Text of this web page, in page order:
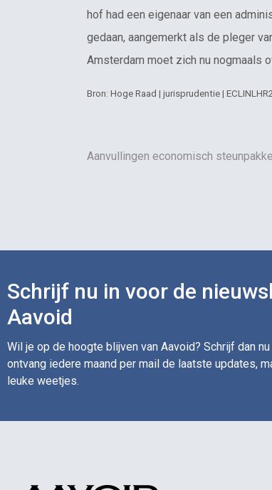
hof had een eigenaar van een
gedaan, aangemerkt als de pleger
Amsterdam moet zich nu nogmaals
Bron: Hoge Raad | jurisprudentie |
Aanvullingen economisch
Schrijf nu in voor de
Aavoid
Wil je op de hoogte blijven van Aavoid? Schrijf dan
ontvang iedere maand per mail de laatste updates,
leuke weetjes.